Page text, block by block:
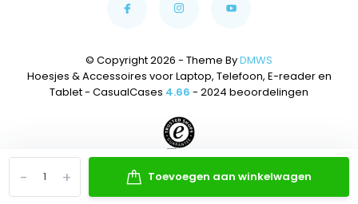
+
- Toevoegen aan winkelwagen
© Copyright 2026 - Theme ByDMWS
Hoesjes & Accessoires voor Laptop, Telefoon, E-reader en
Tablet - CasualCases 4.66 - 2024 beoordelingen